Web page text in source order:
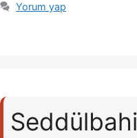
Yorum yap